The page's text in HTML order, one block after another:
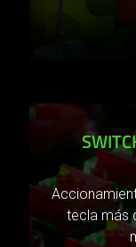
tecla más